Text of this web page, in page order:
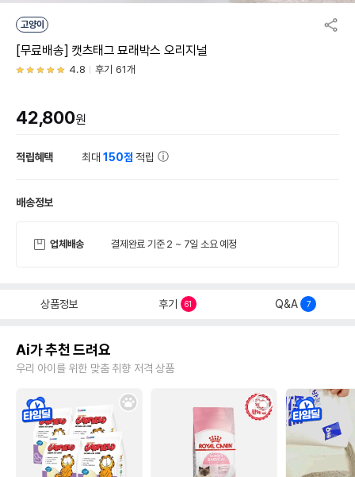
고양이
[무료배송] 캣츠태그 묘래박스 오리지널
4.8 후기 61개
42,800원
적립혜택 최대150점 적립
배송정보
업체배송 결제완료 기준 2 ~ 7일 소요 예정
상품정보 후기 61 Q&A 7
Ai가 추천 드려요
우리 아이를 위한 맞춤 취향 저격 상품